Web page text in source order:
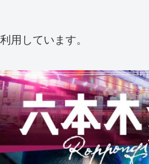
用しています。